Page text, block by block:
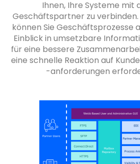
Ihnen, Ihre Systeme mit
Geschäftspartner zu
können Sie Geschäftsprozesse
Einblick in umsetzbare
für eine bessere
eine schnelle Reaktion auf
-anforderungen